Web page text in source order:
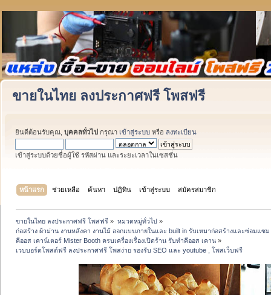
ขายในไทย ลงประกาศฟรี โพสฟรี
ยินดีต้อนรับคุณ, บุคคลทั่วไป กรุณา เข้าสู่ระบบ หรือ ลงทะเบียน
เข้าสู่ระบบด้วยชื่อผู้ใช้ รหัสผ่าน และระยะเวลาในเซสชั่น
หน้าแรก ช่วยเหลือ ค้นหา ปฏิทิน เข้าสู่ระบบ สมัครสมาชิก
ขายในไทย ลงประกาศฟรี โพสฟรี » หมวดหมู่ทั่วไป»
ก่อสร้าง ผ้าม่าน งานหลังคา งานไม้ ออกแบบภายในและ built in รับเหมาก่อสร้างและซ่อมแ
คีออส เคาน์เตอร์ Mister Booth ครบเครื่องเรื่องเปิดร้าน รับทำคีออส เคาน »
เวบบอร์ดโพสต์ฟรี ลงประกาศฟรี โพสง่าย รองรับ SEO และ youtube , โพสเว็บฟรี